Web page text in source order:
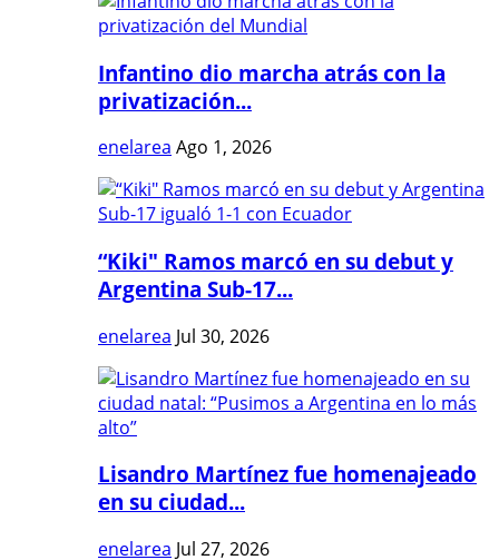
Infantino dio marcha atrás con la
privatización...
enelarea Ago 1, 2026
“Kiki" Ramos marcó en su debut y
Argentina Sub-17...
enelarea Jul 30, 2026
Lisandro Martínez fue homenajeado
en su ciudad...
enelarea Jul 27, 2026